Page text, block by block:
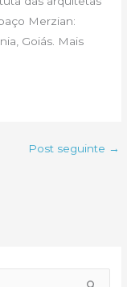
Merzian:
Goiás. Mais
Post seguinte →